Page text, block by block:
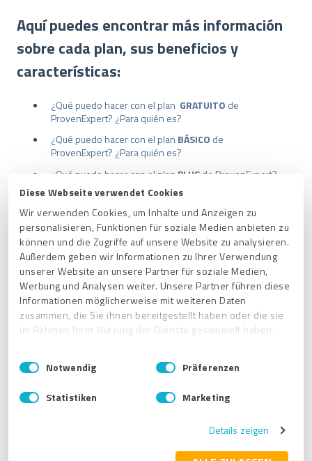
Diese Webseite verwendet Cookies
Wir verwenden Cookies, um Inhalte und Anzeigen zu
personalisieren, Funktionen für soziale Medien anbieten zu
können und die Zugriffe auf unsere Website zu analysieren.
Außerdem geben wir Informationen zu Ihrer Verwendung
unserer Website an unsere Partner für soziale Medien,
Werbung und Analysen weiter. Unsere Partner führen diese
Informationen möglicherweise mit weiteren Daten
zusammen, die Sie ihnen bereitgestellt haben oder die sie
im Rahmen Ihrer Nutzung der Dienste gesammelt haben.
Impressum
Datenschutzbestimmungen
E
i
w
Notwendig Präferenzen
Statistiken Marketing
Details zeigen
Aquí puedes encontrar más información
sobre cada plan, sus beneficios y
características:
¿Qué puedo hacer con el plan GRATUITO de
ProvenExpert? ¿Para quién es?
¿Qué puedo hacer con el plan BÁSICO de
ProvenExpert? ¿Para quién es?
¿Qué puedo hacer con el plan PLUSde ProvenExpert?
¿Para quién es?
¿Qué puedo hacer con el plan PREMIUMde
ProvenExpert ? ¿Para quién es?
¿Tienes más de un perfil, varias ubicaciones o
empresas?
¿Necesitas una solución personalizada? ¡No hay
Consulta nuestra
Enterprise Suite:¿Qué es la
Enterprise Suite de ProvenExpert?